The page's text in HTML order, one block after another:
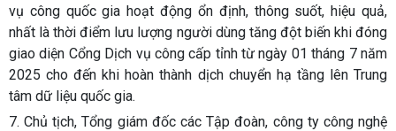
vụ công quốc gia hoạt động ổn định, thông suốt, hiệu quả,
nhất là thời điểm lưu lượng người dùng tăng đột biến khi đóng
giao diện Cổng Dịch vụ công cấp tỉnh từ ngày 01 tháng 7 năm
2025 cho đến khi hoàn thành dịch chuyển hạ tầng lên Trung
tâm dữ liệu quốc gia.
7. Chủ tịch, Tổng giám đốc các Tập đoàn, công ty công nghệ